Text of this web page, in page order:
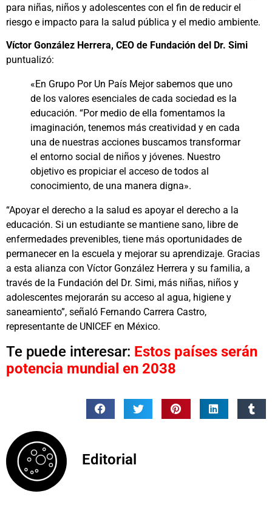
para niñas, niños y adolescentes con el fin de reducir el
riesgo e impacto para la salud pública y el medio ambiente.
Víctor González Herrera, CEO de Fundación del Dr. Simi
puntualizó:
«En Grupo Por Un País Mejor sabemos que uno
de los valores esenciales de cada sociedad es la
educación. “Por medio de ella fomentamos la
imaginación, tenemos más creatividad y en cada
una de nuestras acciones buscamos transformar
el entorno social de niños y jóvenes. Nuestro
objetivo es propiciar el acceso de todos al
conocimiento, de una manera digna».
“Apoyar el derecho a la salud es apoyar el derecho a la
educación. Si un estudiante se mantiene sano, libre de
enfermedades prevenibles, tiene más oportunidades de
permanecer en la escuela y mejorar su aprendizaje. Gracias
a esta alianza con Víctor González Herrera y su familia, a
través de la Fundación del Dr. Simi, más niñas, niños y
adolescentes mejorarán su acceso al agua, higiene y
saneamiento”, señaló Fernando Carrera Castro,
representante de UNICEF en México.
Te puede interesar: Estos países serán
potencia mundial en 2038
Editorial